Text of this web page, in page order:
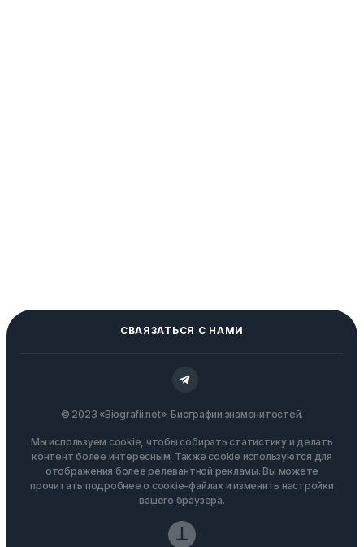
СВАЯЗАТЬСЯ С НАМИ
© 2023 «Biografii.net». Биографии знаменитостей.
Мы используем cookie, чтобы собирать статистику и делать
контент более интересным. Также cookie используются для
отображения более релевантной рекламы. Вы можете
прочитать подробнее о cookie-файлах и изменить настройки
вашего браузера.